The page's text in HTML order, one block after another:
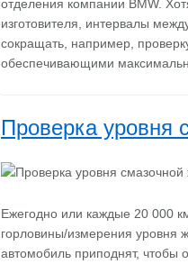
отделения компании BMW.
изготовителя, интервалы
сокращать, например,
обеспечивающими
Проверка уровня
Ежегодно или каждые 20 000
горловины/измерения уровня
автомобиль приподнят, чтобы